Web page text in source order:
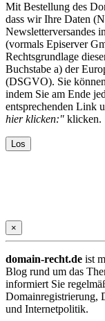
Mit Bestellung des
dass wir Ihre Daten
Newsletterversandes
(vormals Episerver
Rechtsgrundlage
Buchstabe a) der
(DSGVO). Sie
indem Sie am Ende
entsprechenden Link
hier klicken:" klicken.
×
domain-recht.de ist
Blog rund um das
informiert Sie
Domainregistrierung,
und Internetpolitik.